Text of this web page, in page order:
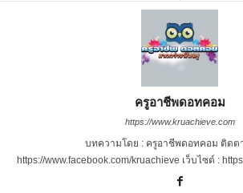
ครูอาชีพดอทคอม
https://www.kruachieve.com
บทความโดย : ครูอาชีพดอทคอม ติดต
https://www.facebook.com/kruachieve เว็บไซต์ :